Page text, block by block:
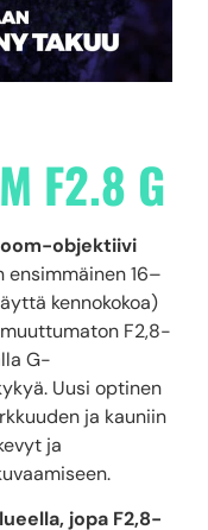
F2.8 G
objektiivi
ensimmäinen 16–
kennokokoa)
F2,8-
G-
Uusi optinen
ja kauniin
ja
jopa F2,8-